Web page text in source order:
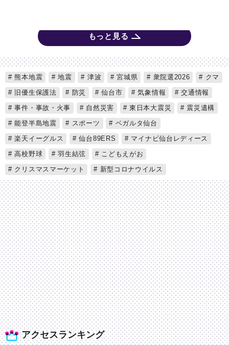
もっと見る
アクセスランキング
熊本地震 地震 津波 宮城県 衆院選2026
クマ
旧優生保護法
防災 仙台市 気象情報
交通情報
事件・事故・火事
自然災害 東日本大震災
震災遺構
能登半島地震
スポーツ
ベガルタ仙台
楽天イーグルス
仙台89ERS
マイナビ仙台レディース
高校野球
羽生結弦
こどもえがお
クリスマスマーケット
新型コロナウイルス